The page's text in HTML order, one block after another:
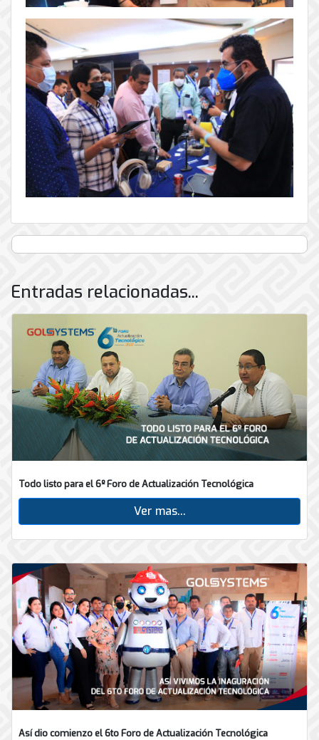
Entradas relacionadas...
Todo listo para el 6º Foro de Actualización Tecnológica
Ver mas...
Así dio comienzo el 6to Foro de Actualización Tecnológica